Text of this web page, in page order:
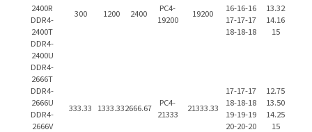
2400R
DDR4-
2400T
DDR4-
2400U
300 1200 2400
PC4-
19200
19200
16-16-16
17-17-17
18-18-18
13.32
14.16
15
DDR4-
2666T
DDR4-
2666U
DDR4-
2666V
333.33 1333.332666.67
PC4-
21333
21333.33
17-17-17
18-18-18
19-19-19
20-20-20
12.75
13.50
14.25
15